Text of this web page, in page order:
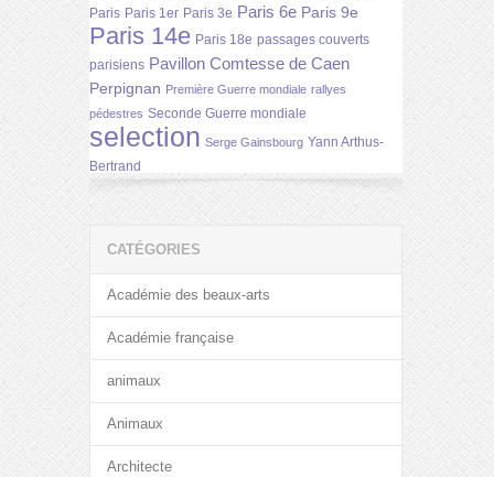
Paris Paris 1er Paris 3e Paris 6e Paris 9e
Paris 14e Paris 18e passages couverts
parisiens Pavillon Comtesse de Caen
Perpignan Première Guerre mondiale rallyes
pédestres Seconde Guerre mondiale
selection Serge Gainsbourg Yann Arthus-
Bertrand
CATÉGORIES
Académie des beaux-arts
Académie française
animaux
Animaux
Architecte